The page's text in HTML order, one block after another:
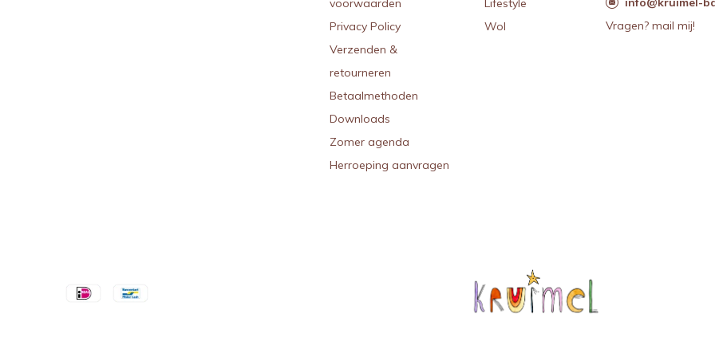
voorwaarden
Privacy Policy
Verzenden &
retourneren
Betaalmethoden
Downloads
Zomer agenda
Herroeping aanvragen
Lifestyle
Wol
Vragen? mail mij!